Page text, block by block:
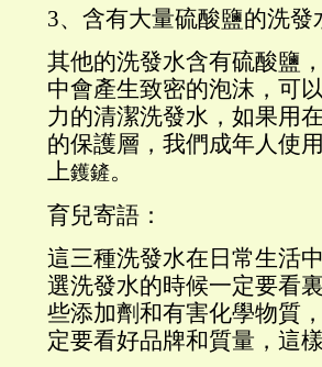
3、含有大量硫酸鹽的洗發
其他的洗發水含有硫酸鹽
中會產生致密的泡沫，可
力的清潔洗發水，如果用
的保護層，我們成年人使
上鑊鏟。
育兒寄語：
這三種洗發水在日常生活
選洗發水的時候一定要看
些添加劑和有害化學物質
定要看好品牌和質量，這